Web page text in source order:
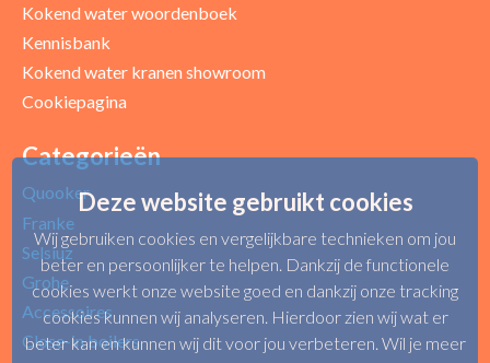
Kokend water woordenboek
Kennisbank
Kokend water kranen showroom
Cookiepagina
Categorieën
Quooker
Franke
Selsiuz
Grohe
Accessoires
Close-in boilers
Deze website gebruikt cookies
Wij gebruiken cookies en vergelijkbare technieken om jou
beter en persoonlijker te helpen. Dankzij de functionele
cookies werkt onze website goed en dankzij onze tracking
cookies kunnen wij analyseren. Hierdoor zien wij wat er
beter kan en kunnen wij dit voor jou verbeteren. Wil je meer